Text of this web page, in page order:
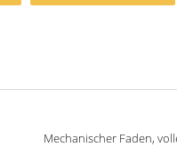
Mechanischer Faden,